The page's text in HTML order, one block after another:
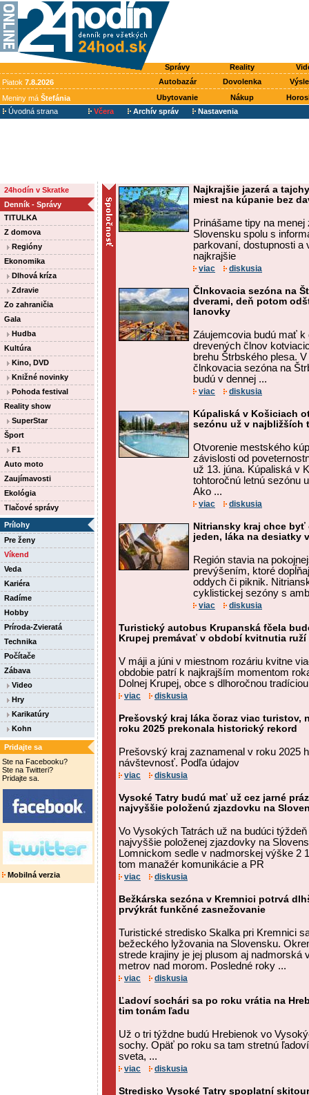
Správy Reality
Piatok 7.8.2026 Autobazár Dovolenka
Meniny má Štefánia Ubytovanie Nákup
Úvodná strana
Včera Archív správ Nastavenia
24hodín v Skratke
Denník - Správy
TITULKA
Z domova
Regióny
Ekonomika
Dlhová kríza
Zdravie
Zo zahraničia
Gala
Hudba
Kultúra
Kino, DVD
Knižné novinky
Pohoda festival
Reality show
SuperStar
Šport
F1
Auto moto
Zaujímavosti
Ekológia
Tlačové správy
Prílohy
Pre ženy
Víkend
Veda
Kariéra
Radíme
Hobby
Príroda-Zvieratá
Technika
Počítače
Zábava
Video
Hry
Karikatúry
Kohn
Pridajte sa
Ste na Facebooku?
Ste na Twitteri?
Pridajte sa.
Mobilná verzia
Najkrajšie jazerá a
miest na kúpanie bez
Prinášame tipy na
Slovensku spolu s
parkovaní, dostupnosti a
najkrajšie
viac diskusia
Člnkovacia sezóna na
dverami, deň potom
lanovky
Záujemcovia budú mať k
drevených člnov
brehu Štrbského plesa.
člnkovacia sezóna na
budú v dennej ...
viac diskusia
Kúpaliská v Košiciach
sezónu už v najbližších
Otvorenie mestského
závislosti od
už 13. júna. Kúpaliská v
tohtoročnú letnú sezónu
Ako ...
viac diskusia
Nitriansky kraj chce
jeden, láka na desiatky
Región stavia na
prevýšením, ktoré
oddych či piknik.
cyklistickej sezóny s
viac diskusia
Turistický autobus Krupanská fčela
Krupej premávať v období kvitnutia ruží
V máji a júni v miestnom rozáriu kvitne
obdobie patrí k najkrajším momentom
Dolnej Krupej, obce s dlhoročnou
viac diskusia
Prešovský kraj láka čoraz viac
roku 2025 prekonala historický rekord
Prešovský kraj zaznamenal v roku 2025
návštevnosť. Podľa údajov
viac diskusia
Vysoké Tatry budú mať už cez jarné
najvyššie položenú zjazdovku na
Vo Vysokých Tatrách už na budúci
najvyššie položenej zjazdovky na
Lomnickom sedle v nadmorskej výške 2
tom manažér komunikácie a PR
viac diskusia
Bežkárska sezóna v Kremnici potrvá
prvýkrát funkčné zasnežovanie
Turistické stredisko Skalka pri Kremnici
bežeckého lyžovania na Slovensku.
strede krajiny je jej plusom aj nadmorská
metrov nad morom. Posledné roky ...
viac diskusia
Ľadoví sochári sa po roku vrátia na
tim tonám ľadu
Už o tri týždne budú Hrebienok vo
sochy. Opäť po roku sa tam stretnú
sveta, ...
viac diskusia
Stredisko Vysoké Tatry spoplatní